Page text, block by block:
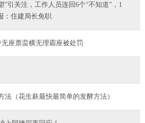
”引关注，工作人员连回6个“不知道”，1
：住建局长免职
座票蛮横无理霸座被处罚
法（花生麸最快最简单的发酵方法）